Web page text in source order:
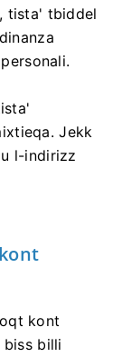
tista' tbiddel
Jekk
l-indirizz
kont
billi